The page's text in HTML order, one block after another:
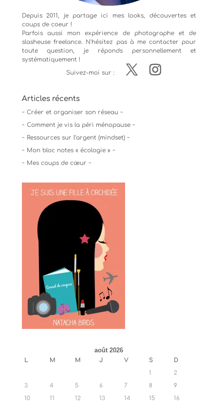
Depuis 2011, je partage ici mes looks, découvertes et
coups de coeur !
Parfois aussi mon expérience de photographeet de
slasheuse freelance. N'hésitez pas à me contacter pour
toute question, je réponds personnellement et
systématiquement !
Suivez-moi sur :
Articles récents
~ Créer et organiser son réseau ~
~ Comment je vis la péri ménopause ~
~ Ressources sur l’argent (mindset) ~
~ Mon bloc notes « écologie » ~
~ Mes coups de cœur ~
août 2026
L M M J V S
D
1
2
3
4 5 6 7 8
9
10
11 12 13 14 15 16